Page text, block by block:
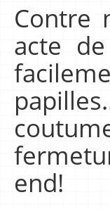
Contre
acte
end!